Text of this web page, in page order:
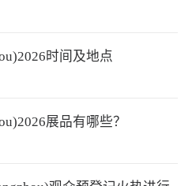
时间及地点
展品有哪些？